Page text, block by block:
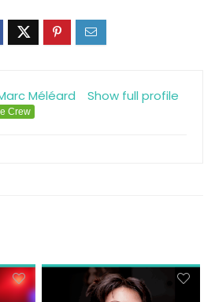
Show full profile
Méléard
Crew